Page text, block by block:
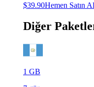
$39.90Hemen Satın Al
Diğer
1 GB